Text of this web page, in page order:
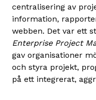
centralisering av
information,
webben. Det var ett
Enterprise Project
gav organisationer
och styra projekt,
på ett integrerat,